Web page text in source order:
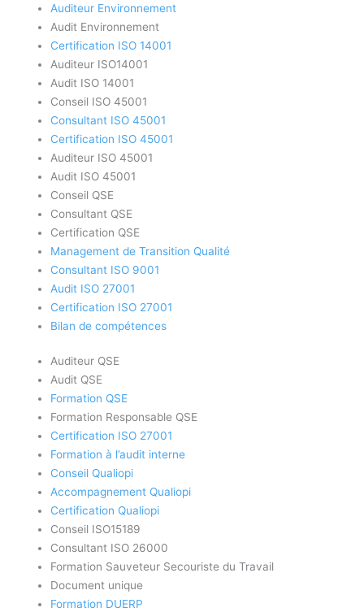
Auditeur Environnement
Audit Environnement
Certification ISO 14001
Auditeur ISO14001
Audit ISO 14001
Conseil ISO 45001
Consultant ISO 45001
Certification ISO 45001
Auditeur ISO 45001
Audit ISO 45001
Conseil QSE
Consultant QSE
Certification QSE
Management de Transition Qualité
Consultant ISO 9001
Audit ISO 27001
Certification ISO 27001
Bilan de compétences
Auditeur QSE
Audit QSE
Formation QSE
Formation Responsable QSE
Certification ISO 27001
Formation à l’audit interne
Conseil Qualiopi
Accompagnement Qualiopi
Certification Qualiopi
Conseil ISO15189
Consultant ISO 26000
Formation Sauveteur Secouriste du Travail
Document unique
Formation DUERP